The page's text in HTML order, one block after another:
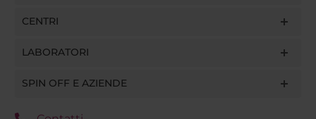
CENTRI
LABORATORI
SPIN OFF E AZIENDE